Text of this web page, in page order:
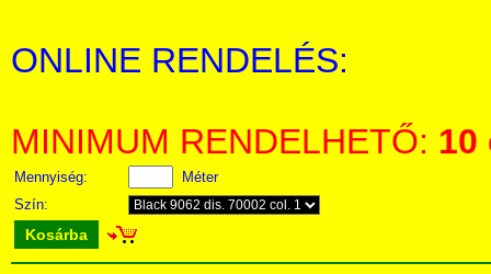
ONLINE RENDELÉS:
MINIMUM RENDELHETŐ: 10
Mennyiség:
Méter
Szín:
Kosárba